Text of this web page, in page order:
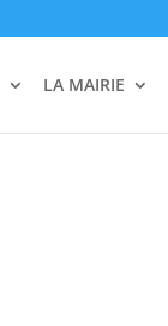
LA MAIRIE